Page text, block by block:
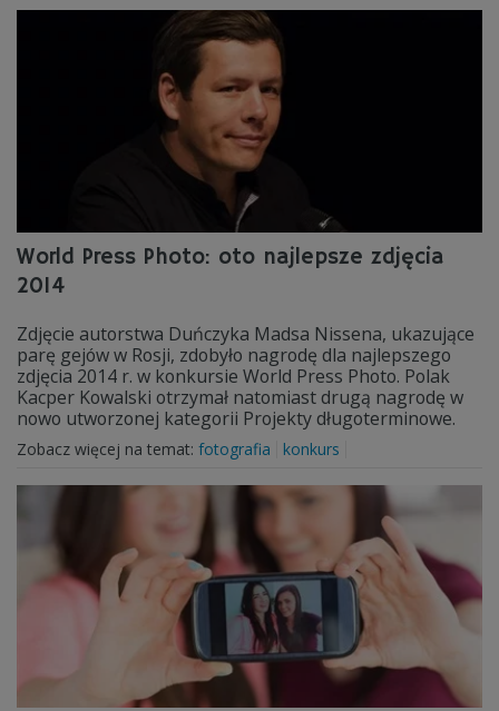
World Press Photo: oto najlepsze zdjęcia
2014
Zdjęcie autorstwa Duńczyka Madsa Nissena, ukazujące
parę gejów w Rosji, zdobyło nagrodę dla najlepszego
zdjęcia 2014 r. w konkursie World Press Photo. Polak
Kacper Kowalski otrzymał natomiast drugą nagrodę w
nowo utworzonej kategorii Projekty długoterminowe.
Zobacz więcej na temat: fotografia konkurs